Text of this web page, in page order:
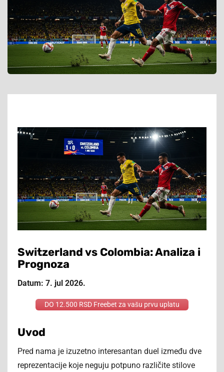
Switzerland vs Colombia: Analiza i
Prognoza
Datum: 7. jul 2026.
DO 12.500 RSD Freebet za vašu prvu uplatu
Uvod
Pred nama je izuzetno interesantan duel između dve
reprezentacije koje neguju potpuno različite stilove